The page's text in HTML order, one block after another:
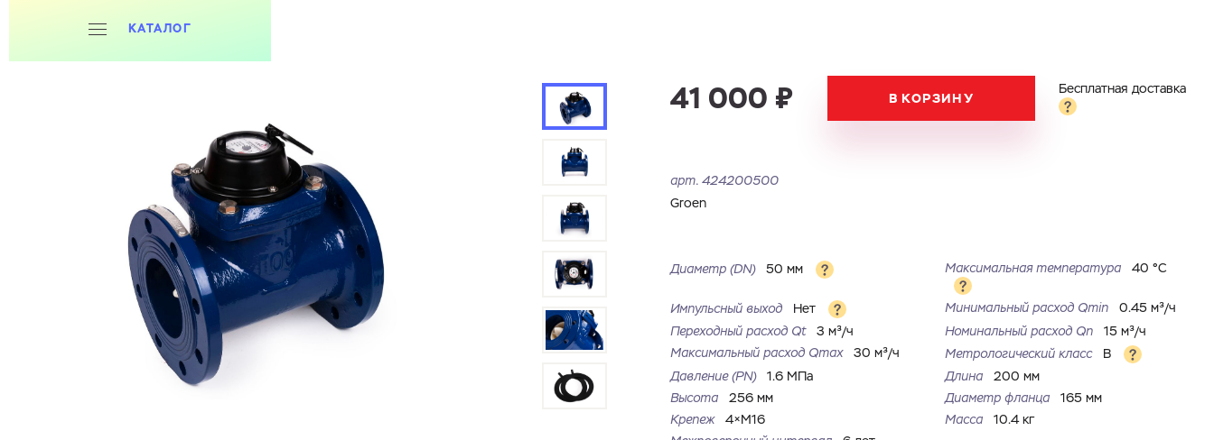
КАТАЛОГ
41 000 ₽ В КОРЗИНУ
Бесплатная доставка
арт. 424200500
Groen
Диаметр (DN) 50 мм Максимальная температура 40 °С
Импульсный выход Нет Минимальный расход Qmin
0.45 м³/ч
Переходный расход Qt
3 м³/ч Номинальный расход Qn
15 м³/ч
Максимальный расход Qmax
30 м³/ч Метрологический класс
B
Давление (PN)
1.6 МПа Длина
200 мм
Высота
256 мм Диаметр фланца
165 мм
Крепеж
4×M16 Масса
10.4 кг